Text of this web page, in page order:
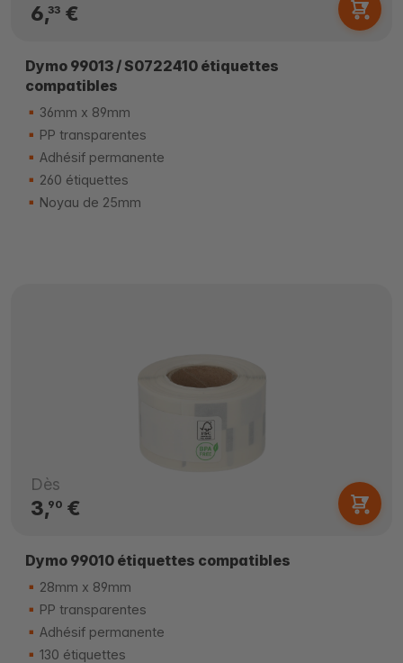
6,33€
Dymo 99013 / S0722410 étiquettes
compatibles
36mm x 89mm
PP transparentes
Adhésif permanente
260 étiquettes
Noyau de 25mm
Dès
3,90€
Dymo 99010 étiquettes compatibles
28mm x 89mm
PP transparentes
Adhésif permanente
130 étiquettes